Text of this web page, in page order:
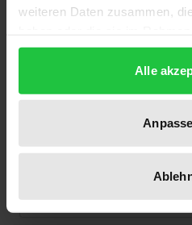
weiteren Daten zusammen,
gesammelt haben.
Alle